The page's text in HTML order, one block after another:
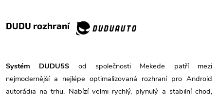
DUDU rozhraní
Systém DUDU5S od společnosti Mekede patří mezi
nejmodernější a nejlépe optimalizovaná rozhraní pro Android
autorádia na trhu. Nabízí velmi rychlý, plynulý a stabilní chod,